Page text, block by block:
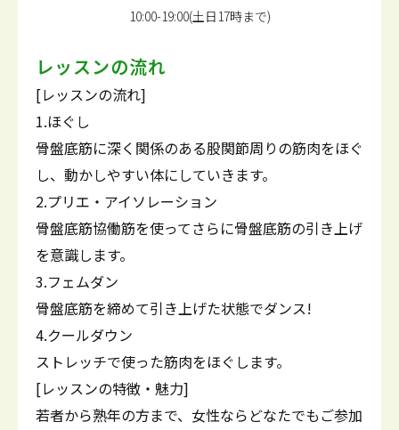
10:00-19:00(土日17時まで)
レッスンの流れ
[レッスンの流れ]
1.ほぐし
骨盤底筋に深く関係のある股関節周りの筋肉をほぐ
し、動かしやすい体にしていきます。
2.プリエ・アイソレーション
骨盤底筋協働筋を使ってさらに骨盤底筋の引き上げ
を意識します。
3.フェムダン
骨盤底筋を締めて引き上げた状態でダンス!
4.クールダウン
ストレッチで使った筋肉をほぐします。
[レッスンの特徴・魅力]
若者から熟年の方まで、女性ならどなたでもご参加